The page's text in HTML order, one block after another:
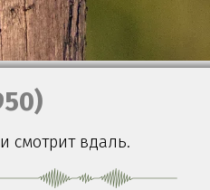
смотрит вдаль.